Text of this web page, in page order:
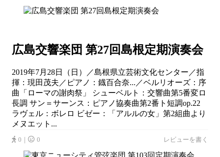
広島交響楽団 第27回島根定期演奏会
2019年7月28日（日）／島根県立芸術文化センター／指
揮：現田茂夫／ピアノ：鐡百合奈...／ベルリオーズ：序
曲「ローマの謝肉祭」 シューベルト：交響曲第5番変ロ
長調 サン＝サーンス：ピアノ協奏曲第2番ト短調op.22
ラヴェル：ボレロ ビゼー：「アルルの女」第2組曲より
メヌエット...
0｜ 0 レビューを書く